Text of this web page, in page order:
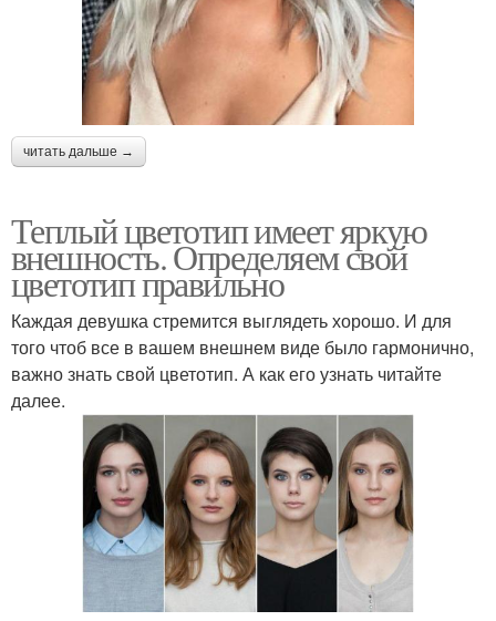
читать дальше →
Теплый цветотип имеет яркую
внешность. Определяем свой
цветотип правильно
Каждая девушка стремится выглядеть хорошо. И для
того чтоб все в вашем внешнем виде было гармонично,
важно знать свой цветотип. А как его узнать читайте
далее.